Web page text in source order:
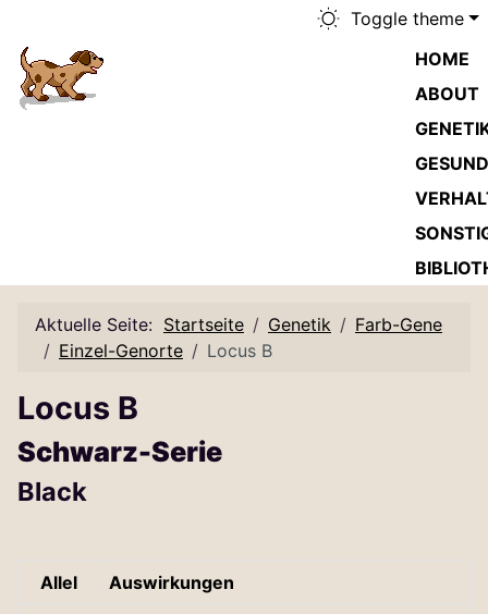
Toggle theme
HOME
ABOUT
Aktuelle Seite: Startseite Genetik
Farb-Gene
Einzel-Genorte
Locus B
Locus B
Schwarz-Serie
Black
Allel Auswirkungen